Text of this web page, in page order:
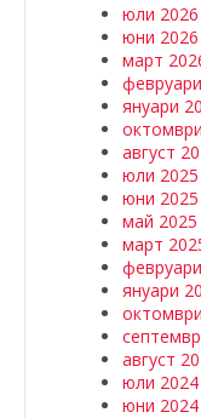
юли 2026
юни 2026
март
януари
август
юли 2025
юни 2025
май 2025
март
януари
август
юли 2024
юни 2024